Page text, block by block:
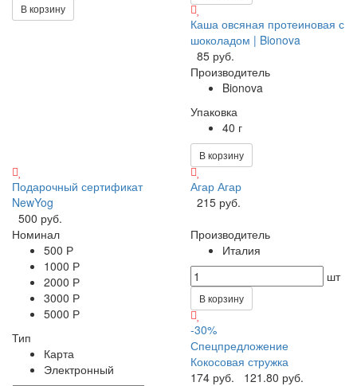
В корзину
Каша овсяная протеиновая с
шоколадом | Bionova
85 руб.
Производитель
Bionova
Упаковка
40 г
В корзину
Подарочный сертификат
NewYog
500 руб.
Номинал
500 Р
1000 Р
2000 Р
3000 Р
5000 Р
Тип
Карта
Электронный
Агар Агар
215 руб.
Производитель
Италия
шт
В корзину
-30%
Спецпредложение
Кокосовая стружка
174 руб.
121.80 руб.